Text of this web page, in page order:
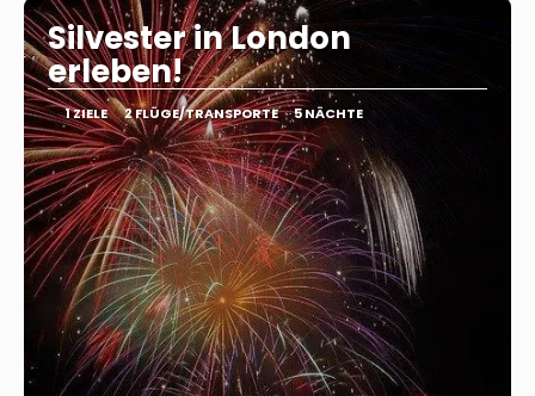
Silvester in London
erleben!
1 ZIELE 2 FLÜGE/TRANSPORTE 5 NÄCHTE